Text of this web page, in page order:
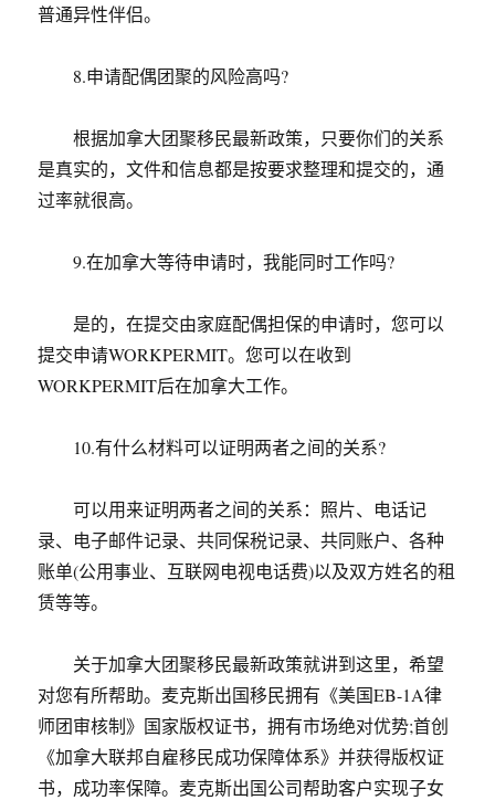
普通异性伴侣。
8.申请配偶团聚的风险高吗?
根据加拿大团聚移民最新政策，只要你们的关系
是真实的，文件和信息都是按要求整理和提交的，通
过率就很高。
9.在加拿大等待申请时，我能同时工作吗?
是的，在提交由家庭配偶担保的申请时，您可以
提交申请WORKPERMIT。您可以在收到
WORKPERMIT后在加拿大工作。
10.有什么材料可以证明两者之间的关系?
可以用来证明两者之间的关系：照片、电话记
录、电子邮件记录、共同保税记录、共同账户、各种
账单(公用事业、互联网电视电话费)以及双方姓名的租
赁等等。
关于加拿大团聚移民最新政策就讲到这里，希望
对您有所帮助。麦克斯出国移民拥有《美国EB-1A律
师团审核制》国家版权证书，拥有市场绝对优势;首创
《加拿大联邦自雇移民成功保障体系》并获得版权证
书，成功率保障。麦克斯出国公司帮助客户实现子女